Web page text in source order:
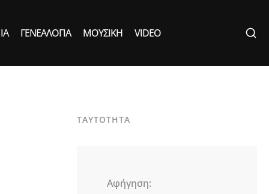
ΓΕΝΕΑΛΟΓΊΑ ΜΟΥΣΙΚΉ VIDEO
ΤΑΥΤΟΤΗΤΑ
Αφήγηση